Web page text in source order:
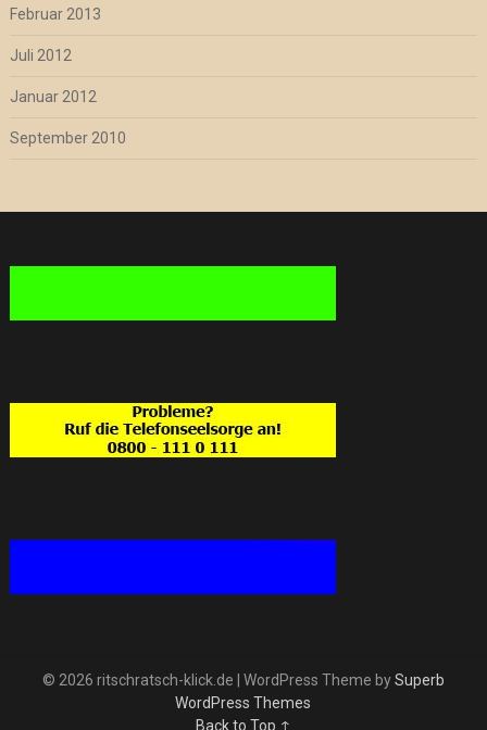
Februar 2013
Juli 2012
Januar 2012
September 2010
© 2026 ritschratsch-klick.de | WordPress Theme bySuperb
WordPress Themes
Back to Top ↑